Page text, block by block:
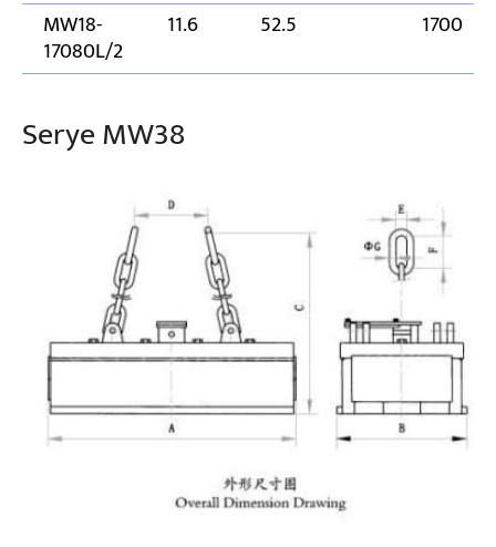
MW18-
17080L/2
11.6 52.5 1700
Serye MW38